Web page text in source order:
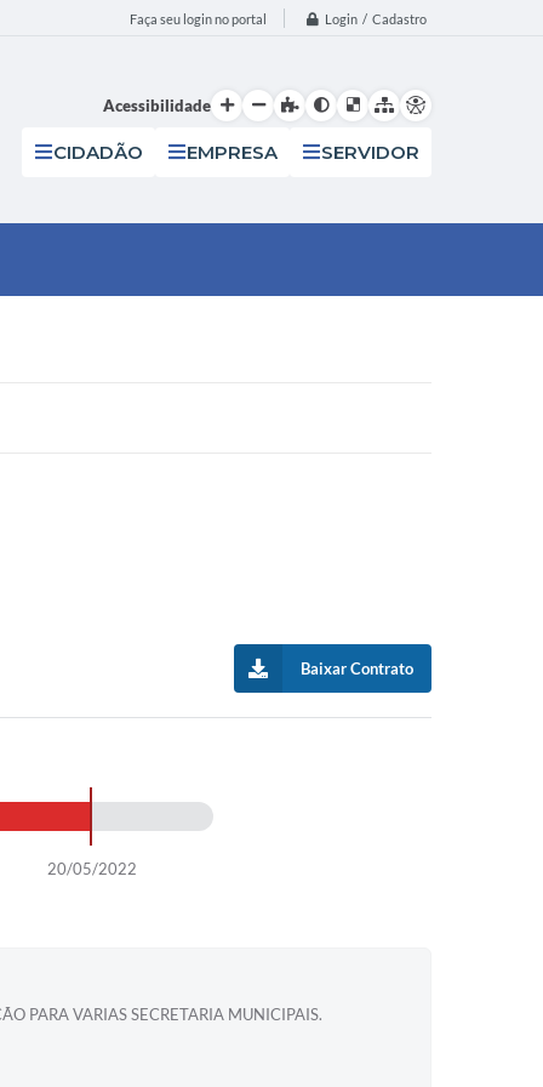
Faça seu login no portal Login / Cadastro
Acessibilidade
CIDADÃO EMPRESA SERVIDOR
Baixar Contrato
20/05/2022
PARA VARIAS SECRETARIA MUNICIPAIS.